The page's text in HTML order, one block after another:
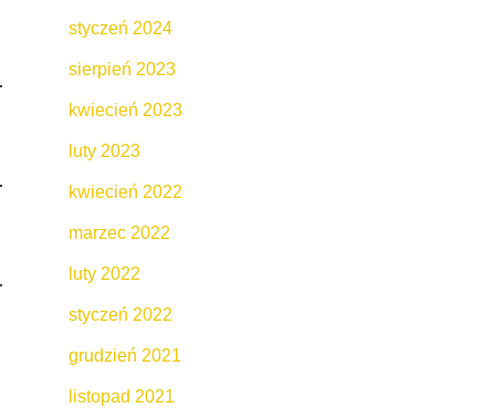
styczeń 2024
sierpień 2023
kwiecień 2023
luty 2023
kwiecień 2022
marzec 2022
luty 2022
styczeń 2022
grudzień 2021
listopad 2021